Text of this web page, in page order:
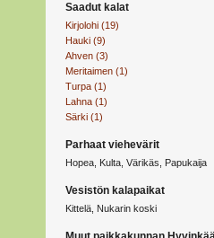
Saadut kalat
Kirjolohi (19)
Hauki (9)
Ahven (3)
Meritaimen (1)
Turpa (1)
Lahna (1)
Särki (1)
Parhaat viehevärit
Hopea, Kulta, Värikäs, Papukaija
Vesistön kalapaikat
Kittelä, Nukarin koski